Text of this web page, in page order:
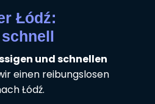
Łódź:
und schnellen
einen reibungslosen
Łódź.